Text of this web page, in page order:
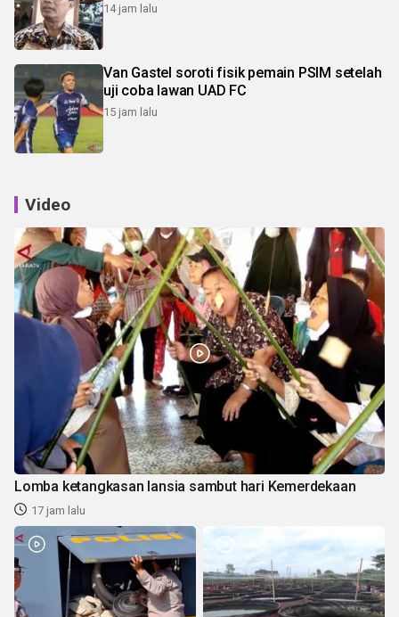
14 jam lalu
Van Gastel soroti fisik pemain PSIM setelah
uji coba lawan UAD FC
15 jam lalu
Video
Lomba ketangkasan lansia sambut hari Kemerdekaan
17 jam lalu